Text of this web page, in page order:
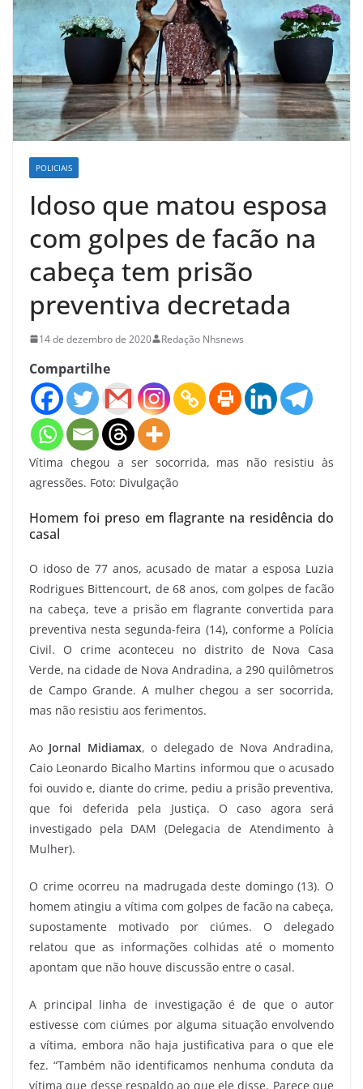
POLICIAIS
Idoso que matou esposa
com golpes de facão na
cabeça tem prisão
preventiva decretada
14 de dezembro de 2020 Redação Nhsnews
Compartilhe
Vítima chegou a ser socorrida, mas não resistiu às
agressões. Foto: Divulgação
Homem foi preso em flagrante na residência do
casal
O idoso de 77 anos, acusado de matar a esposa Luzia
Rodrigues Bittencourt, de 68 anos, com golpes de facão
na cabeça, teve a prisão em flagrante convertida para
preventiva nesta segunda-feira (14), conforme a Polícia
Civil. O crime aconteceu no distrito de Nova Casa
Verde, na cidade de Nova Andradina, a 290 quilômetros
de Campo Grande. A mulher chegou a ser socorrida,
mas não resistiu aos ferimentos.
Ao Jornal Midiamax, o delegado de Nova Andradina,
Caio Leonardo Bicalho Martins informou que o acusado
foi ouvido e, diante do crime, pediu a prisão preventiva,
que foi deferida pela Justiça. O caso agora será
investigado pela DAM (Delegacia de Atendimento à
Mulher).
O crime ocorreu na madrugada deste domingo (13). O
homem atingiu a vítima com golpes de facão na cabeça,
supostamente motivado por ciúmes. O delegado
relatou que as informações colhidas até o momento
apontam que não houve discussão entre o casal.
A principal linha de investigação é de que o autor
estivesse com ciúmes por alguma situação envolvendo
a vítima, embora não haja justificativa para o que ele
fez. “Também não identificamos nenhuma conduta da
vítima que desse respaldo ao que ele disse. Parece que